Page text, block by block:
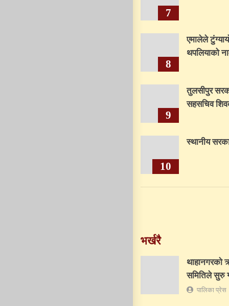
7
8
एमालेले
थपलियाको
9
तुलसीपुर
सहसचिव
10
स्थानीय
भर्खरै
थाहानगरकाे
समितिले सुरु
पालिका प्रेस